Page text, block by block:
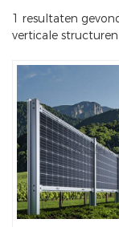
1 resultaten
verticale